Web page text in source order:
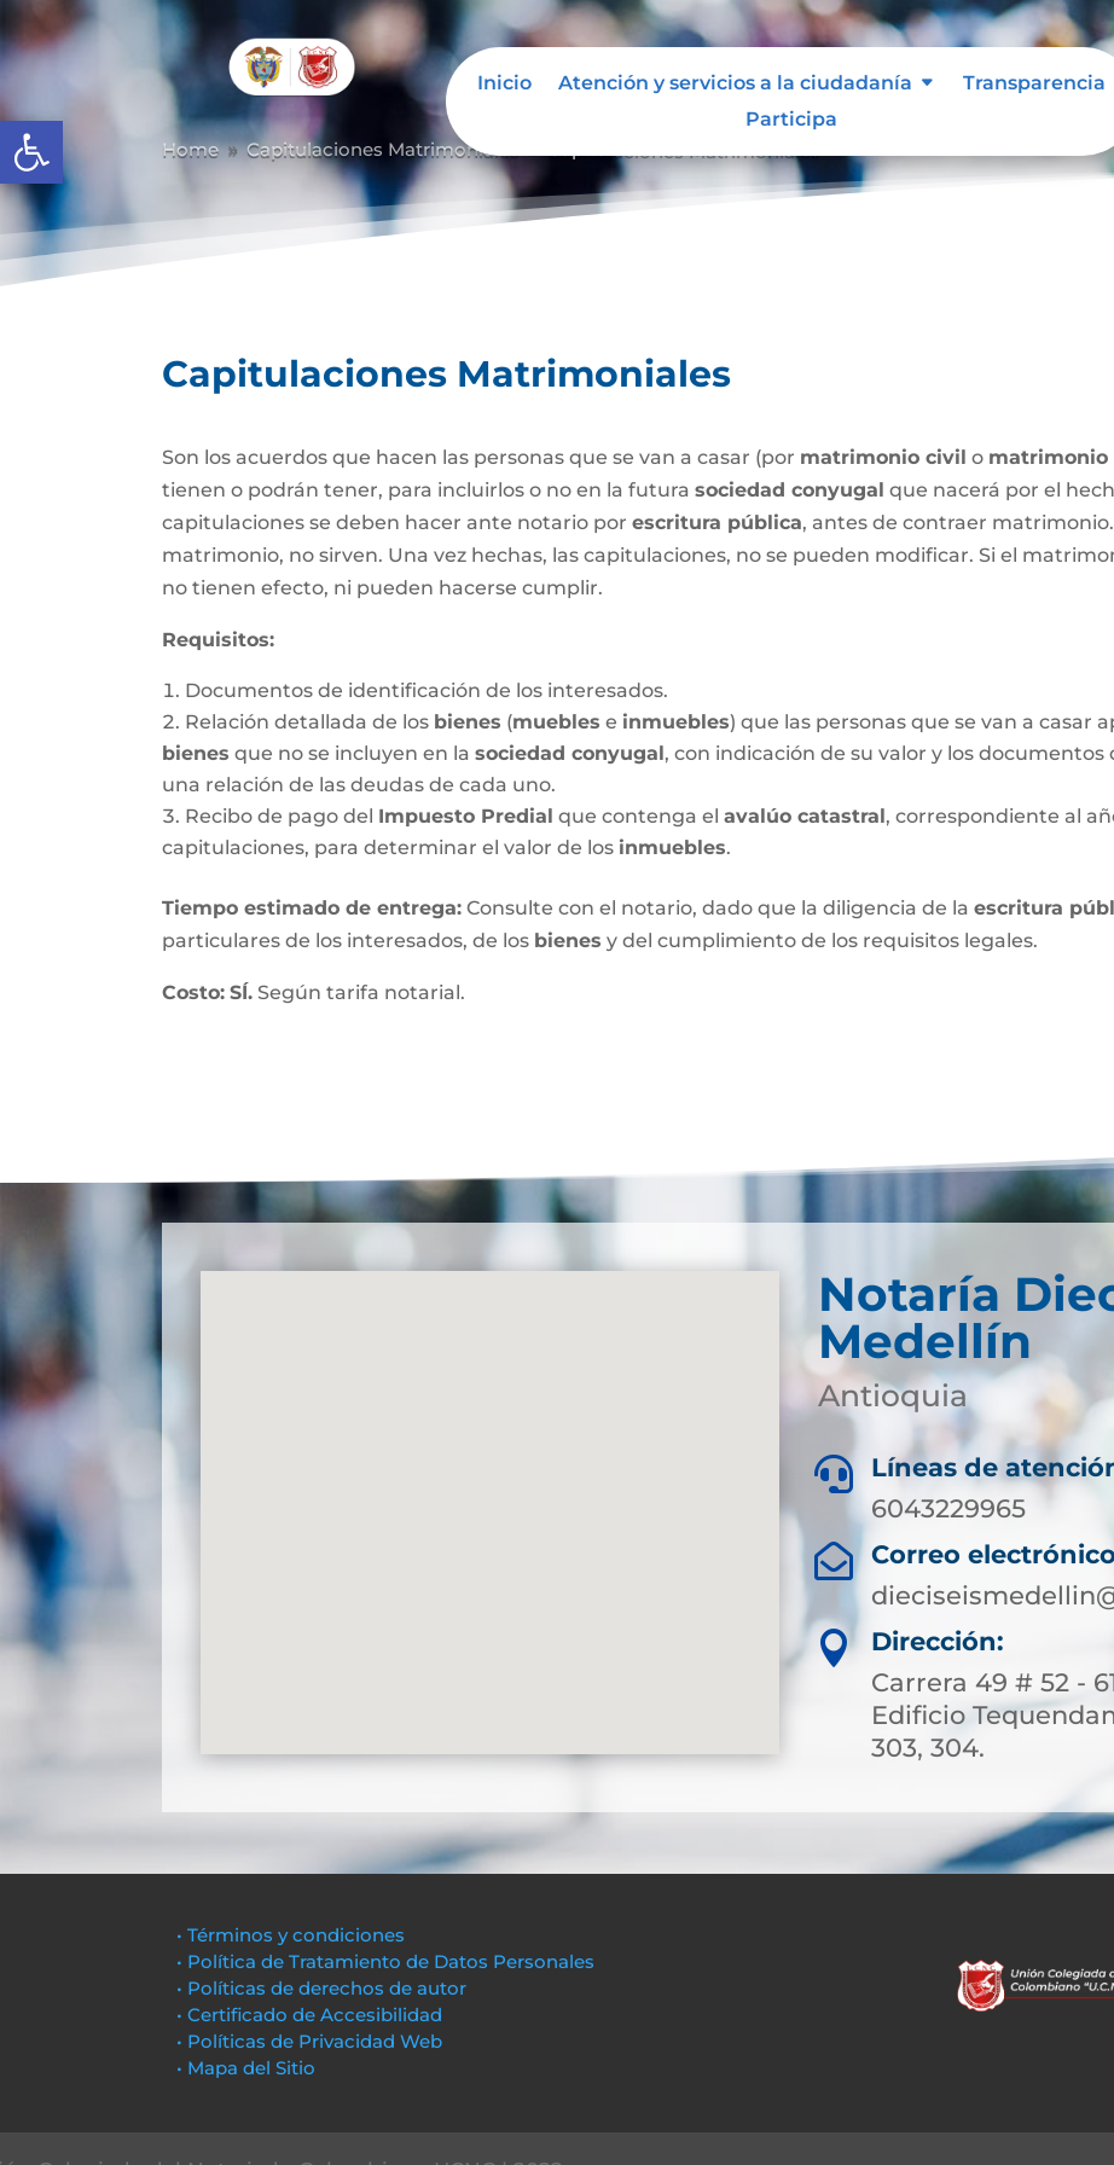
Abrir barra de herramientas
Inicio Atención y servicios a la ciudadanía
Transparencia
Participa
Home 9 Capitulaciones Matrimoniales
Capitulaciones Matrimoniales
Son los acuerdos que hacen las personas que se van a casar (por matrimonio civil o matrimonio
tienen o podrán tener, para incluirlos o no en la futurasociedad conyugal que nacerá por el
capitulaciones se deben hacer ante notario porescritura pública, antes de contraer
matrimonio, no sirven. Una vez hechas, las capitulaciones, no se pueden modificar. Si el
no tienen efecto, ni pueden hacerse cumplir.
Requisitos:
Documentos de identificación de los interesados.
Relación detallada de los bienes (muebles e inmuebles) que las personas que se van a casar
bienes que no se incluyen en lasociedad conyugal, con indicación de su valor y los
una relación de las deudas de cada uno.
Recibo de pago del Impuesto Predial que contenga elavalúo catastral, correspondiente al
capitulaciones, para determinar el valor de los inmuebles.
Tiempo estimado de entrega: Consulte con el notario, dado que la diligencia de laescritura
particulares de los interesados, de los bienes y del cumplimiento de los requisitos legales.
Costo: SÍ. Según tarifa notarial.
Notaría
Medellín
Antioquia

Líneas de
6043229965

Correo

Dirección:
Carrera 49 # 52 -
Edificio
303, 304.
• Términos y condiciones
• Política de Tratamiento de Datos Personales
• Políticas de derechos de autor
• Certificado de Accesibilidad
• Políticas de Privacidad Web
• Mapa del Sitio